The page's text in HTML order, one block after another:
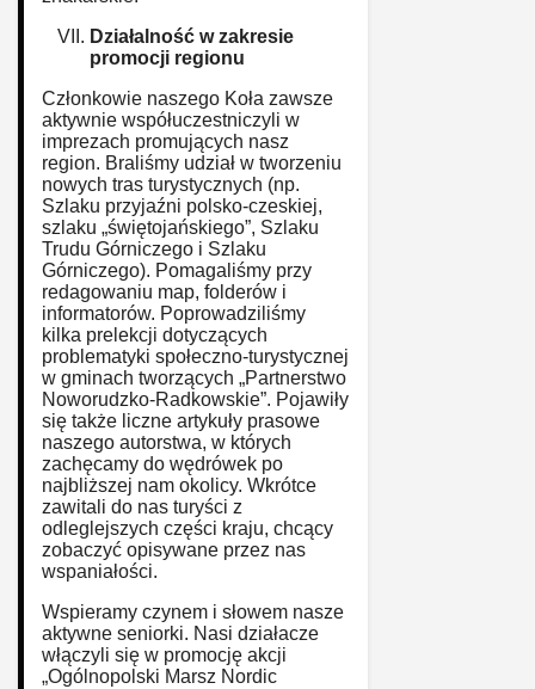
Działalność w zakresie
promocji regionu
Członkowie naszego Koła zawsze
aktywnie współuczestniczyli w
imprezach promujących nasz
region. Braliśmy udział w tworzeniu
nowych tras turystycznych (np.
Szlaku przyjaźni polsko-czeskiej,
szlaku „świętojańskiego”, Szlaku
Trudu Górniczego i Szlaku
Górniczego). Pomagaliśmy przy
redagowaniu map, folderów i
informatorów. Poprowadziliśmy
kilka prelekcji dotyczących
problematyki społeczno-turystycznej
w gminach tworzących „Partnerstwo
Noworudzko-Radkowskie”. Pojawiły
się także liczne artykuły prasowe
naszego autorstwa, w których
zachęcamy do wędrówek po
najbliższej nam okolicy. Wkrótce
zawitali do nas turyści z
odleglejszych części kraju, chcący
zobaczyć opisywane przez nas
wspaniałości.
Wspieramy czynem i słowem nasze
aktywne seniorki. Nasi działacze
włączyli się w promocję akcji
„Ogólnopolski Marsz Nordic